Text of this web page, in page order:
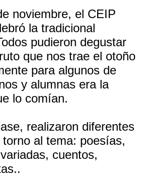
noviembre, el CEIP
la tradicional
pudieron degustar
que nos trae el otoño
para algunos de
y alumnas era la
lo comían.
realizaron diferentes
al tema: poesías,
cuentos,